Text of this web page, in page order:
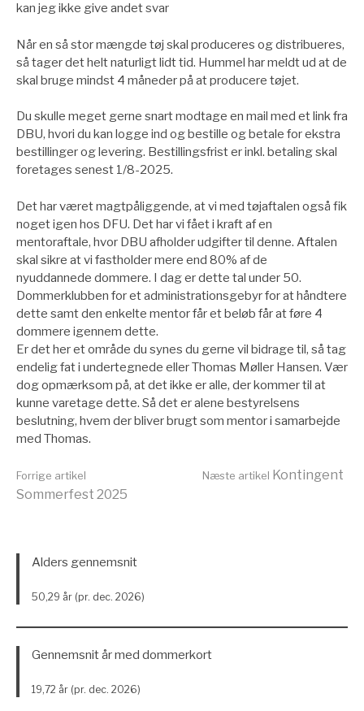
kan jeg ikke give andet svar
Når en så stor mængde tøj skal produceres og distribueres,
så tager det helt naturligt lidt tid. Hummel har meldt ud at de
skal bruge mindst 4 måneder på at producere tøjet.
Du skulle meget gerne snart modtage en mail med et link fra
DBU, hvori du kan logge ind og bestille og betale for ekstra
bestillinger og levering. Bestillingsfrist er inkl. betaling skal
foretages senest 1/8-2025.
Det har været magtpåliggende, at vi med tøjaftalen også fik
noget igen hos DFU. Det har vi fået i kraft af en
mentoraftale, hvor DBU afholder udgifter til denne. Aftalen
skal sikre at vi fastholder mere end 80% af de
nyuddannede dommere. I dag er dette tal under 50.
Dommerklubben for et administrationsgebyr for at håndtere
dette samt den enkelte mentor får et beløb får at føre 4
dommere igennem dette.
Er det her et område du synes du gerne vil bidrage til, så tag
endelig fat i undertegnede eller Thomas Møller Hansen. Vær
dog opmærksom på, at det ikke er alle, der kommer til at
kunne varetage dette. Så det er alene bestyrelsens
beslutning, hvem der bliver brugt som mentor i samarbejde
med Thomas.
Læs
videre
Forrige artikel
Sommerfest 2025
Næste artikel Kontingent
Alders gennemsnit
50,29 år (pr. dec. 2026)
Gennemsnit år med dommerkort
19,72 år (pr. dec. 2026)